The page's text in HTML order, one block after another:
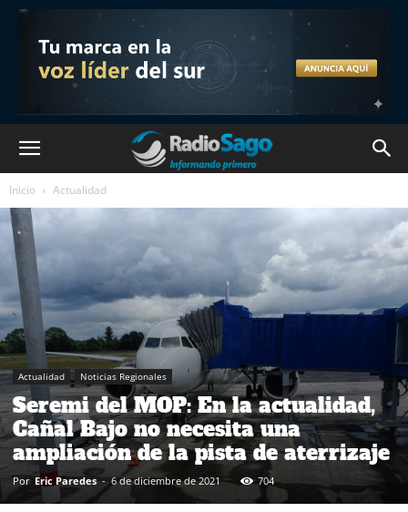
Inicio Actualidad
Actualidad Noticias Regionales
Seremi del MOP: En la actualidad,
Cañal Bajo no necesita una
ampliación de la pista de aterrizaje
Por Eric Paredes - 6 de diciembre de 2021 704